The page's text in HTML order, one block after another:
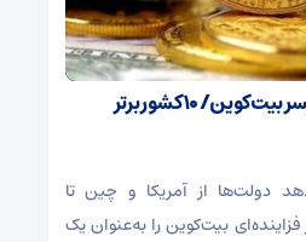
رقابت پنهان دولت‌ها بر سر بیت‌کوین/ ۱۰ کشور برتر
دولت‌ها از آمریکا و چین تا
فزاینده‌ای بیت‌کوین را به‌عنوان یک